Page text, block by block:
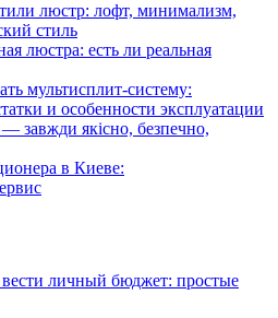
люстр: лофт, минимализм,
стиль
люстра: есть ли реальная
мультисплит-систему:
и особенности эксплуатации
завжди якісно, безпечно,
в Киеве:
вести личный бюджет: простые